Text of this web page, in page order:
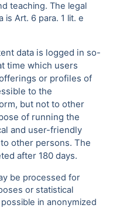
teaching. The legal
is Art. 6 para. 1 lit. e
data is logged in so-
time which users
or profiles of
to the
but not to other
of running the
and user-friendly
other persons. The
after 180 days.
be processed for
or statistical
in anonymized